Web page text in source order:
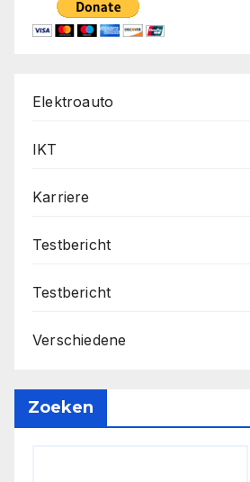
Elektroauto
IKT
Karriere
Testbericht
Testbericht
Verschiedene
Zoeken